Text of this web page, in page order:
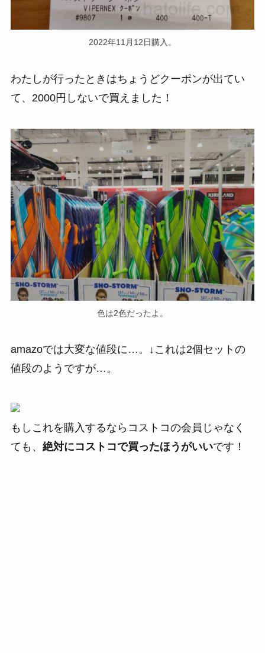
2022年11月12日購入。
わたしが行ったときはちょうどクーポンが出てい
て、2000円しないで買えました！
色は2色だったよ。
amazoでは大変な値段に…。↓これは2個セットの
値段のようですが…。
もしこれを購入するならコストコの会員じゃなく
ても、 絶対にコストコで買ったほうがいいです！